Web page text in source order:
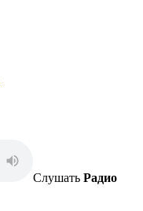
Слушать Радио